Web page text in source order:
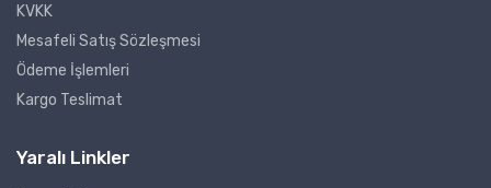
KVKK
Mesafeli Satış Sözleşmesi
Ödeme İşlemleri
Kargo Teslimat
Yaralı Linkler